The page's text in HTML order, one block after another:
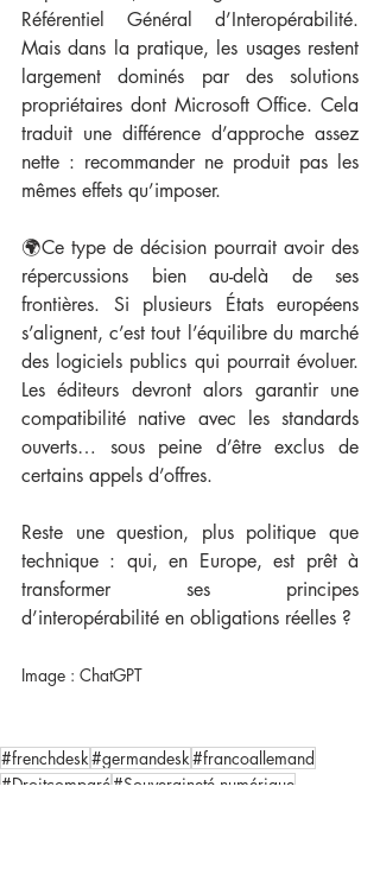
Référentiel Général d’Interopérabilité.
Mais dans la pratique, les usages restent
largement dominés par des solutions
propriétaires dont Microsoft Office. Cela
traduit une différence d’approche assez
nette : recommander ne produit pas les
mêmes effets qu’imposer.
🌍Ce type de décision pourrait avoir des
répercussions bien au-delà de ses
frontières. Si plusieurs États européens
s’alignent, c’est tout l’équilibre du marché
des logiciels publics qui pourrait évoluer.
Les éditeurs devront alors garantir une
compatibilité native avec les standards
ouverts… sous peine d’être exclus de
certains appels d’offres.
Reste une question, plus politique que
technique : qui, en Europe, est prêt à
transformer ses principes
d’interopérabilité en obligations réelles ?
Image : ChatGPT
#frenchdesk#germandesk#francoallemand
#Droitcomparé#Souveraineté numérique